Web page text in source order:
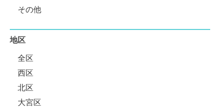
その他
地区
全区
西区
北区
大宮区